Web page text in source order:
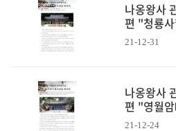
나옹왕사
편 "청룡
21-12-31
나옹왕사
편 "영월
21-12-24